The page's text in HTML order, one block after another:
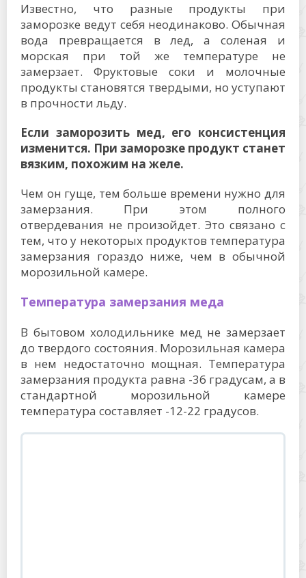
Известно, что разные продукты при
заморозке ведут себя неодинаково. Обычная
вода превращается в лед, а соленая и
морская при той же температуре не
замерзает. Фруктовые соки и молочные
продукты становятся твердыми, но уступают
в прочности льду.
Если заморозить мед, его консистенция
изменится. При заморозке продукт станет
вязким, похожим на желе.
Чем он гуще, тем больше времени нужно для
замерзания. При этом полного
отвердевания не произойдет. Это связано с
тем, что у некоторых продуктов температура
замерзания гораздо ниже, чем в обычной
морозильной камере.
Температура замерзания меда
В бытовом холодильнике мед не замерзает
до твердого состояния. Морозильная камера
в нем недостаточно мощная. Температура
замерзания продукта равна -36 градусам, а в
стандартной морозильной камере
температура составляет -12-22 градусов.